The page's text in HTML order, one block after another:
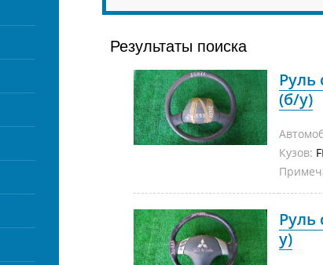
Результаты поиска
Руль
(б/у)
Кузов:
Руль
у)